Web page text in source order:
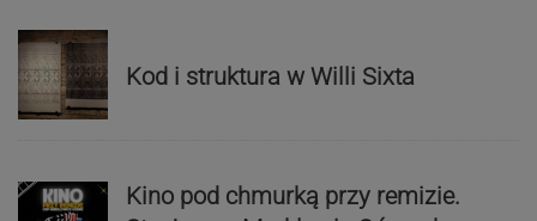
Kod i struktura w Willi Sixta
Kino pod chmurką przy remizie.